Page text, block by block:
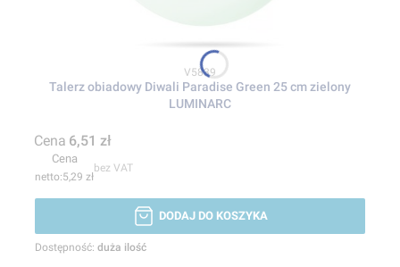
Kod produktu
V5839
Talerz obiadowy Diwali Paradise Green 25 cm zielony
LUMINARC
Cena 6,51 zł
Cena
5,29 zł
bez VAT
DODAJ DO KOSZYKA
Dostępność: duża ilość